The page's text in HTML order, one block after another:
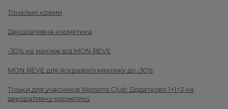
Тональні креми
Декоративна косметика
-30% на макіяж від MON REVE
MON REVE для яскравого макіяжу до -30%
Тільки для учасників Watsons Club: Додатково 1+1=3 на
декоративну косметику